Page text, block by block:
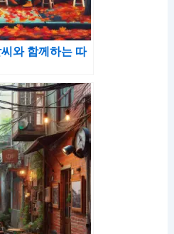
와 함께하는 따